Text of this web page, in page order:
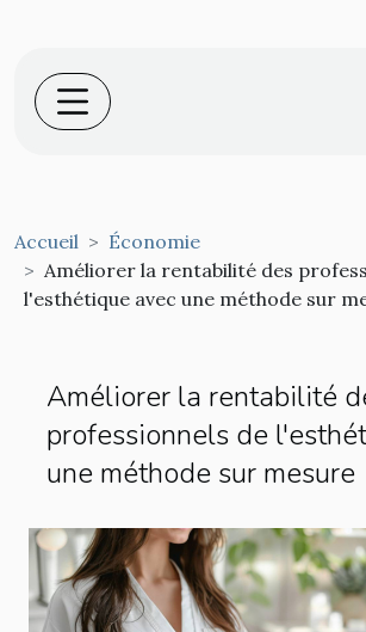
Accueil
Économie
Améliorer la rentabilité des
l'esthétique avec une méthode sur
Améliorer la rentabilité
professionnels de
une méthode sur mesure